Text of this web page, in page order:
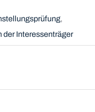
der Interessenträger